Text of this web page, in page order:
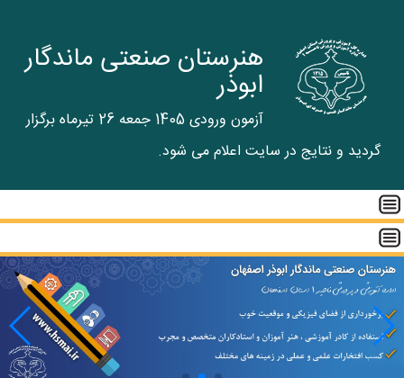
هنرستان صنعتی ماندگار
ابوذر
آزمون ورودی 1405 جمعه 26 تیرماه برگزار
گردید و نتایج در سایت اعلام می شود.